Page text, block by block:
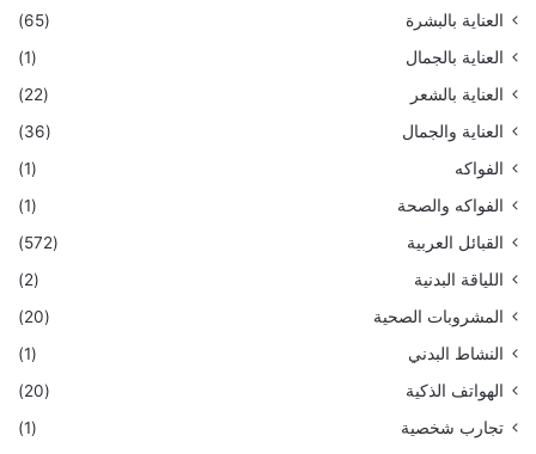
العناية بالبشرة
(65)
العناية بالجمال
(1)
العناية بالشعر
(22)
العناية والجمال
(36)
الفواكه
(1)
الفواكه والصحة
(1)
القبائل العربية
(572)
اللياقة البدنية
(2)
المشروبات الصحية
(20)
النشاط البدني
(1)
الهواتف الذكية
(20)
تجارب شخصية
(1)